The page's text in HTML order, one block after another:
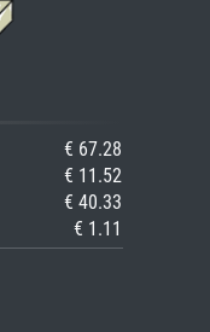
€ 67.28
€ 11.52
€ 40.33
€ 1.11